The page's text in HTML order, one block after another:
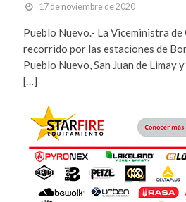
17 de noviembre de 2020
Pueblo Nuevo.- La Viceministra
recorrido por las estaciones de
Pueblo Nuevo, San Juan de Limay
[…]